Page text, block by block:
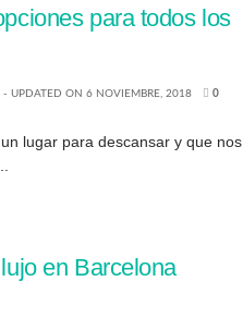
para todos los
- UPDATED ON 6 NOVIEMBRE, 2018 0
lugar para descansar y que nos
en Barcelona